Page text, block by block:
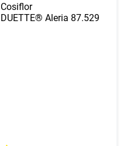
Cosiflor
DUETTE® Aleria 87.529